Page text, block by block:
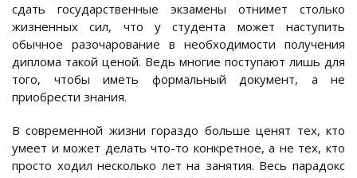
сдать государственные экзамены отнимет столько
жизненных сил, что у студента может наступить
обычное разочарование в необходимости получения
диплома такой ценой. Ведь многие поступают лишь для
того, чтобы иметь формальный документ, а не
приобрести знания.
В современной жизни гораздо больше ценят тех, кто
умеет и может делать что-то конкретное, а не тех, кто
просто ходил несколько лет на занятия. Весь парадокс